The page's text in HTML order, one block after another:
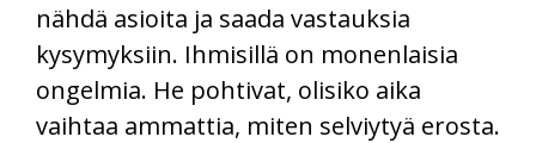
nähdä asioita ja saada vastauksia
kysymyksiin. Ihmisillä on monenlaisia
ongelmia. He pohtivat, olisiko aika
vaihtaa ammattia, miten selviytyä erosta.